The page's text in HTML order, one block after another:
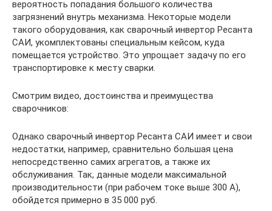
вероятность попадания большого количества
загрязнений внутрь механизма. Некоторые модели
такого оборудования, как сварочный инвертор Ресанта
САИ, укомплектованы специальным кейсом, куда
помещается устройство. Это упрощает задачу по его
транспортировке к месту сварки.
Смотрим видео, достоинства и преимущества
сварочников:
Однако сварочный инвертор Ресанта САИ имеет и свои
недостатки, например, сравнительно большая цена
непосредственно самих агрегатов, а также их
обслуживания. Так, данные модели максимальной
производительности (при рабочем токе выше 300 А),
обойдется примерно в 35 000 руб.